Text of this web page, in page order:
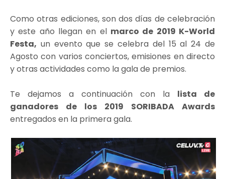
Como otras ediciones, son dos días de celebración
y este año llegan en el marco de 2019 K-World
Festa, un evento que se celebra del 15 al 24 de
Agosto con varios conciertos, emisiones en directo
y otras actividades como la gala de premios.
Te dejamos a continuación con la lista de
ganadores de los 2019 SORIBADA Awards
entregados en la primera gala.